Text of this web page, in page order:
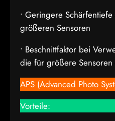
• Geringere Schärfentiefe
größeren Sensoren
• Beschnittfaktor bei
die für größere
APS (Advanced Photo
Vorteile: